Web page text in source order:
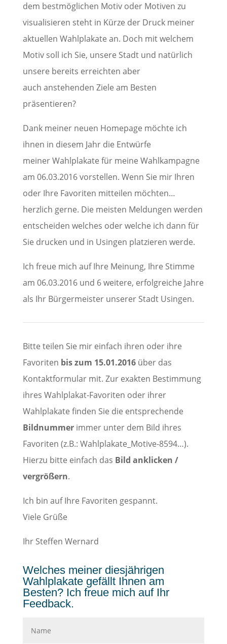
dem bestmöglichen Motiv oder Motiven zu
visualisieren steht in Kürze der Druck meiner
aktuellen Wahlplakate an. Doch mit welchem
Motiv soll ich Sie, unsere Stadt und natürlich
unsere bereits erreichten aber
auch anstehenden Ziele am Besten
präsentieren?
Dank meiner neuen Homepage möchte ich
ihnen in diesem Jahr die Entwürfe
meiner Wahlplakate für meine Wahlkampagne
am 06.03.2016 vorstellen. Wenn Sie mir Ihren
oder Ihre Favoriten mitteilen möchten…
herzlich gerne. Die meisten Meldungen werden
entscheiden welches oder welche ich dann für
Sie drucken und in Usingen platzieren werde.
Ich freue mich auf Ihre Meinung, Ihre Stimme
am 06.03.2016 und 6 weitere, erfolgreiche Jahre
als Ihr Bürgermeister unserer Stadt Usingen.
Bitte teilen Sie mir einfach ihren oder ihre
Favoriten bis zum 15.01.2016über das
Kontaktformular mit. Zur exakten Bestimmung
ihres Wahlplakat-Favoriten oder ihrer
Wahlplakate finden Sie die entsprechende
Bildnummerimmer unter dem Bild ihres
Favoriten (z.B.: Wahlplakate_Motive-8594…).
Hierzu bitte einfach das Bild anklicken /
vergrößern.
Ich bin auf Ihre Favoriten gespannt.
Viele Grüße
Ihr Steffen Wernard
Welches meiner diesjährigen
Wahlplakate gefällt Ihnen am
Besten? Ich freue mich auf Ihr
Feedback.